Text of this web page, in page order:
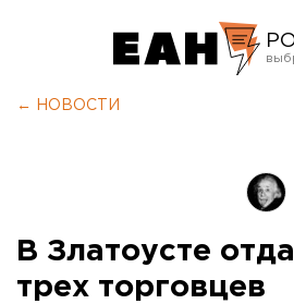
← НОВОСТИ
В Златоусте
трех торговцев